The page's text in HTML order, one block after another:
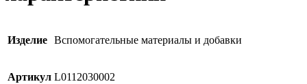
Изделие Вспомогательные материалы и добавки
Артикул L0112030002